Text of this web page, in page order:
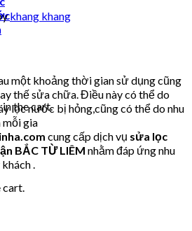
the cart.
cart.
khang khang
một khoảng thời gian sử dụng cũng
thế sửa chữa. Điều này có thể do
lọc nước bị hỏng,cũng có thể do nhu
gia
cung cấp dịch vụ sửa lọc
BẮC TỪ LIÊM nhằm đáp ứng nhu
.